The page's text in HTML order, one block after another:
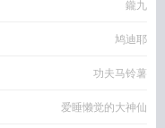
鑨九
鸠迪耶
功夫马铃薯
爱睡懒觉的大神仙